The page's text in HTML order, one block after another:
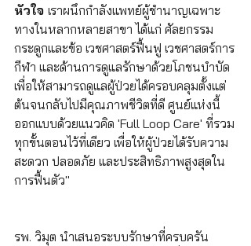
หัวใจ เราผนึกกำลังแพทย์ผู้ชำนาญเฉพาะ
ทางในหลากหลายสาขา ได้แก่ ศัลยกรรม
กระดูกและข้อ เวชศาสตร์ฟื้นฟู เวชศาสตร์การ
กีฬา และด้านการดูแลรักษาด้วยโภชนบำบัด
เพื่อให้สามารถดูแลผู้ป่วยได้ครอบคลุมตั้งแต่
ต้นจนกลับไปมีคุณภาพชีวิตที่ดี ศูนย์แห่งนี้
ออกแบบด้วยแนวคิด 'Full Loop Care' ที่รวม
ทุกขั้นตอนไว้ที่เดียว เพื่อให้ผู้ป่วยได้รับความ
สะดวก ปลอดภัย และประสิทธิภาพสูงสุดใน
การฟื้นตัว"
รพ. วิมุต นำเสนอระบบรักษาที่ครบครัน